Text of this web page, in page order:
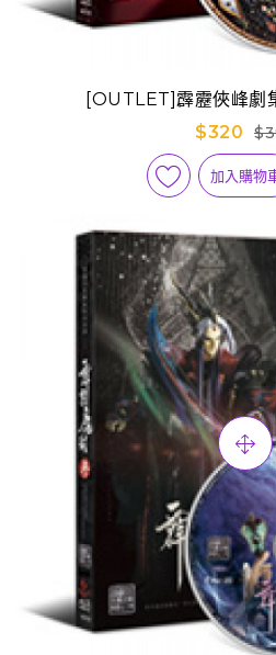
[OUTLET]霹靂俠峰劇
$320
加入購物